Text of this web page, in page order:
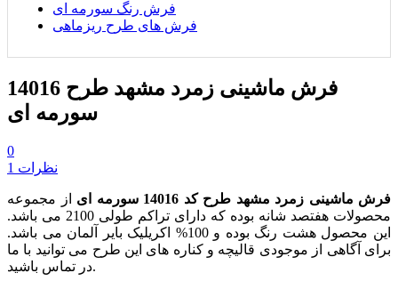
فرش رنگ سورمه ای
فرش های طرح ریزماهی
فرش ماشینی زمرد مشهد طرح 14016
سورمه ای
0
1 نظرات
فرش ماشینی زمرد مشهد طرح کد 14016 سورمه ای
از مجموعه
محصولات هفتصد شانه بوده که دارای تراکم طولی 2100 می باشد.
این محصول هشت رنگ بوده و 100% اکریلیک بایر آلمان می باشد.
برای آگاهی از موجودی قالیچه و کناره های این طرح می توانید با ما
در تماس باشید.